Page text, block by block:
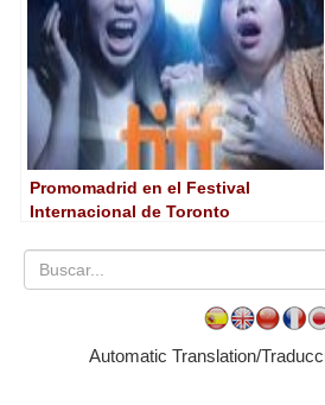
Promomadrid en el Festival
Internacional de Toronto
Automatic Translation/